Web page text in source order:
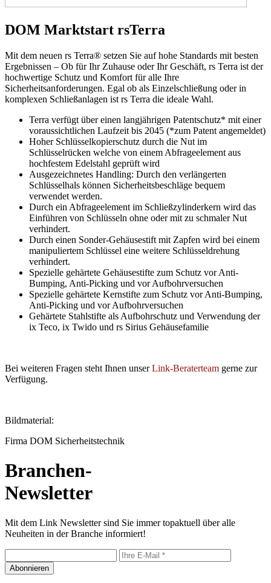
DOM Marktstart rsTerra
Mit dem neuen rs Terra® setzen Sie auf hohe Standards mit besten
Ergebnissen – Ob für Ihr Zuhause oder Ihr Geschäft, rs Terra ist der
hochwertige Schutz und Komfort für alle Ihre
Sicherheitsanforderungen. Egal ob als Einzelschließung oder in
komplexen Schließanlagen ist rs Terra die ideale Wahl.
Terra verfügt über einen langjährigen Patentschutz* mit einer
voraussichtlichen Laufzeit bis 2045 (*zum Patent angemeldet)
Hoher Schlüsselkopierschutz durch die Nut im
Schlüsselrücken welche von einem Abfrageelement aus
hochfestem Edelstahl geprüft wird
Ausgezeichnetes Handling: Durch den verlängerten
Schlüsselhals können Sicherheitsbeschläge bequem
verwendet werden.
Durch ein Abfrageelement im Schließzylinderkern wird das
Einführen von Schlüsseln ohne oder mit zu schmaler Nut
verhindert.
Durch einen Sonder-Gehäusestift mit Zapfen wird bei einem
manipuliertem Schlüssel eine weitere Schlüsseldrehung
verhindert.
Spezielle gehärtete Gehäusestifte zum Schutz vor Anti-
Bumping, Anti-Picking und vor Aufbohrversuchen
Spezielle gehärtete Kernstifte zum Schutz vor Anti-Bumping,
Anti-Picking und vor Aufbohrversuchen
Gehärtete Stahlstifte als Aufbohrschutz und Verwendung der
ix Teco, ix Twido und rs Sirius Gehäusefamilie
Bei weiteren Fragen steht Ihnen unserLink-Beraterteam gerne zur
Verfügung.
Bildmaterial:
Firma DOM Sicherheitstechnik
Branchen-
Newsletter
Mit dem Link Newsletter sind Sie immer topaktuell über alle
Neuheiten in der Branche informiert!
Abonnieren